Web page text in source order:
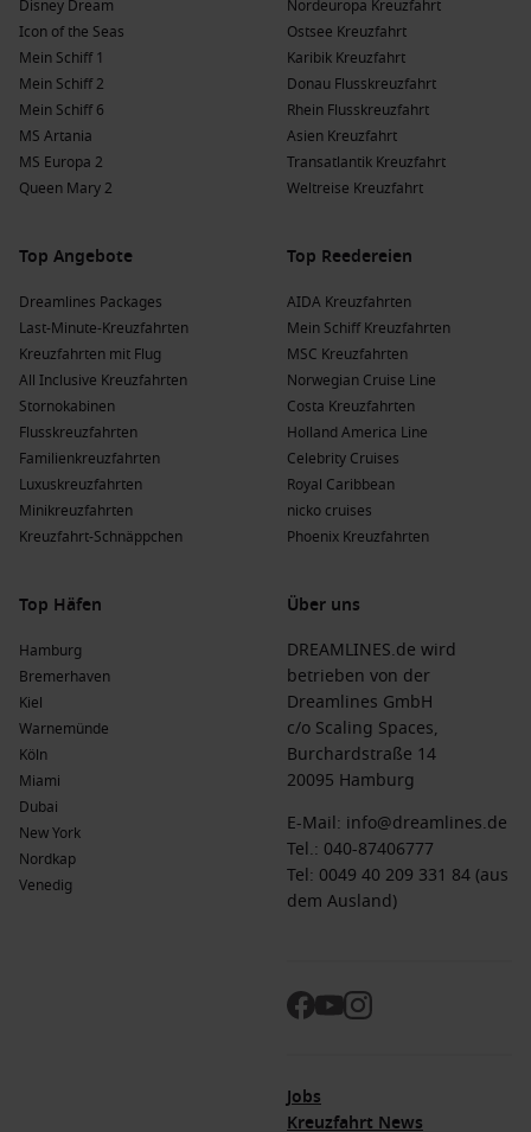
Disney Dream
Icon of the Seas
Mein Schiff 1
Mein Schiff 2
Mein Schiff 6
MS Artania
MS Europa 2
Queen Mary 2
Nordeuropa Kreuzfahrt
Ostsee Kreuzfahrt
Karibik Kreuzfahrt
Donau Flusskreuzfahrt
Rhein Flusskreuzfahrt
Asien Kreuzfahrt
Transatlantik Kreuzfahrt
Weltreise Kreuzfahrt
Top Angebote
Dreamlines Packages
Last-Minute-Kreuzfahrten
Kreuzfahrten mit Flug
All Inclusive Kreuzfahrten
Stornokabinen
Flusskreuzfahrten
Familienkreuzfahrten
Luxuskreuzfahrten
Minikreuzfahrten
Kreuzfahrt-Schnäppchen
Top Reedereien
AIDA Kreuzfahrten
Mein Schiff Kreuzfahrten
MSC Kreuzfahrten
Norwegian Cruise Line
Costa Kreuzfahrten
Holland America Line
Celebrity Cruises
Royal Caribbean
nicko cruises
Phoenix Kreuzfahrten
Top Häfen
Hamburg
Bremerhaven
Kiel
Warnemünde
Köln
Miami
Dubai
New York
Nordkap
Venedig
Über uns
DREAMLINES.de wird
betrieben von der
Dreamlines GmbH
c/o Scaling Spaces,
Burchardstraße 14
20095 Hamburg
E-Mail: info@dreamlines.de
Tel.: 040-87406777
Tel: 0049 40 209 331 84 (aus
dem Ausland)
Jobs
Kreuzfahrt News